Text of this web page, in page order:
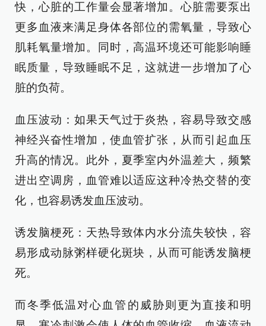
快，心脏的工作量会显著增加。心脏需要泵出
更多血液来满足身体各部位的需氧量，导致心
肌耗氧量增加。同时，高温环境还可能影响睡
眠质量，导致睡眠不足，这就进一步增加了心
脏的负荷。
血压波动：如果天气过于炎热，容易导致交感
神经兴奋性增加，使血管扩张，从而引起血压
升高的情况。此外，夏季室内外温差大，频繁
进出空调房，血管难以适应这种冷热交替的变
化，也容易诱发血压波动。
诱发脑梗死：天热导致体内水分流失较快，容
易形成动脉粥样硬化斑块，从而可能诱发脑梗
死。
而冬季低温对心血管的威胁则更为直接和明